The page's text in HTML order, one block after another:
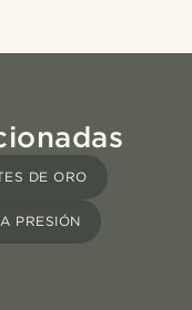
DE ORO
PRESIÓN